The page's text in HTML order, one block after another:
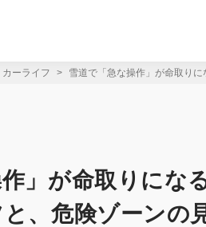
カーライフ 雪道で「急な操作」が命取り
」が命取りにな
、危険ゾーンの